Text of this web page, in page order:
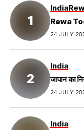
India
Rewa
24 JULY
India
जापान का
24 JULY
India